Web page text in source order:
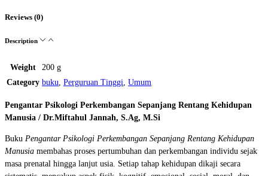
Reviews (0)
Description
Weight
200 g
Category buku Perguruan Tinggi Umum
Pengantar Psikologi Perkembangan Sepanjang Rentang Kehidupan
Manusia / Dr.Miftahul Jannah, S.Ag, M.Si
Buku Pengantar Psikologi Perkembangan Sepanjang Rentang Kehidupan
Manusia membahas proses pertumbuhan dan perkembangan individu sejak
masa prenatal hingga lanjut usia. Setiap tahap kehidupan dikaji secara